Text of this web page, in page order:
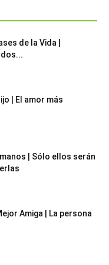
de la Vida |
| El amor más
| Sólo ellos serán
Amiga | La persona